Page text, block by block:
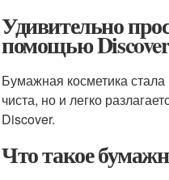
Удивительно
помощью Discover
Бумажная косметика
чиста, но и легко
Discover.
Что такое